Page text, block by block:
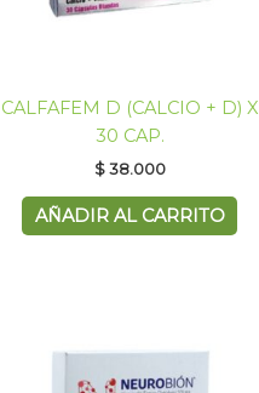
CALFAFEM D (CALCIO + D) X
30 CAP.
$38.000
AÑADIR AL CARRITO